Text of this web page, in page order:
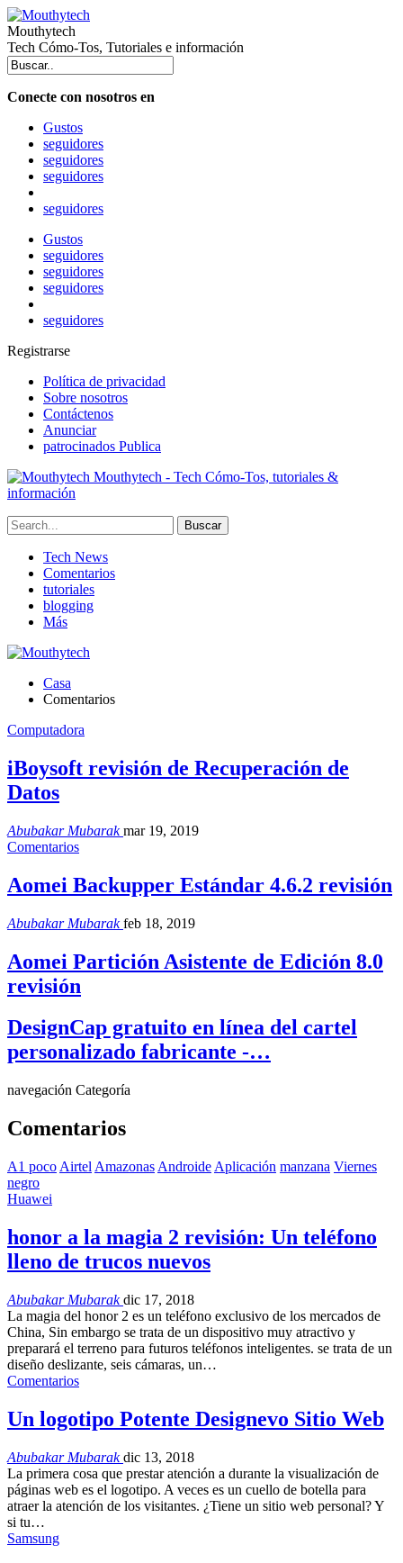
Mouthytech
Tech Cómo-Tos, Tutoriales e información
Conecte con nosotros en
Gustos
seguidores
seguidores
seguidores
seguidores
Gustos
seguidores
seguidores
seguidores
seguidores
Registrarse
Política de privacidad
Sobre nosotros
Contáctenos
Anunciar
patrocinados Publica
Mouthytech - Tech Cómo-Tos, tutoriales &
información
Tech News
Comentarios
tutoriales
blogging
Más
Casa
Comentarios
Computadora
iBoysoft revisión de Recuperación de
Datos
Abubakar Mubarakmar 19, 2019
Comentarios
Aomei Backupper Estándar 4.6.2 revisión
Abubakar Mubarakfeb 18, 2019
Aomei Partición Asistente de Edición 8.0
revisión
DesignCap gratuito en línea del cartel
personalizado fabricante -…
navegación Categoría
Comentarios
A1 poco Airtel Amazonas Androide Aplicación manzana Viernes
negro
Huawei
honor a la magia 2 revisión: Un teléfono
lleno de trucos nuevos
Abubakar Mubarakdic 17, 2018
La magia del honor 2 es un teléfono exclusivo de los mercados de
China, Sin embargo se trata de un dispositivo muy atractivo y
preparará el terreno para futuros teléfonos inteligentes. se trata de un
diseño deslizante, seis cámaras, un…
Comentarios
Un logotipo Potente Designevo Sitio Web
Abubakar Mubarakdic 13, 2018
La primera cosa que prestar atención a durante la visualización de
páginas web es el logotipo. A veces es un cuello de botella para
atraer la atención de los visitantes. ¿Tiene un sitio web personal? Y
si tu…
Samsung